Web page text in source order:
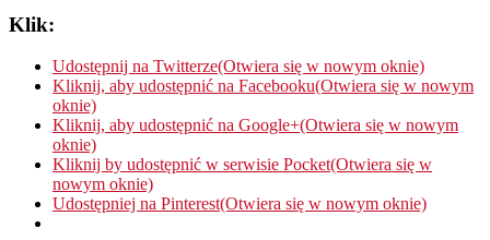
Klik:
Udostępnij na Twitterze(Otwiera się w nowym oknie)
Kliknij, aby udostępnić na Facebooku(Otwiera się w nowym
oknie)
Kliknij, aby udostępnić na Google+(Otwiera się w nowym
oknie)
Kliknij by udostępnić w serwisie Pocket(Otwiera się w
nowym oknie)
Udostępniej na Pinterest(Otwiera się w nowym oknie)